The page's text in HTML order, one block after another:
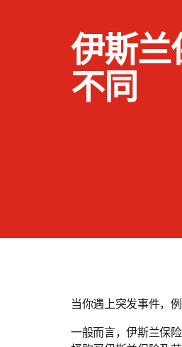
伊斯兰
不同
当你遇上突发事件，
一般而言，伊斯兰保